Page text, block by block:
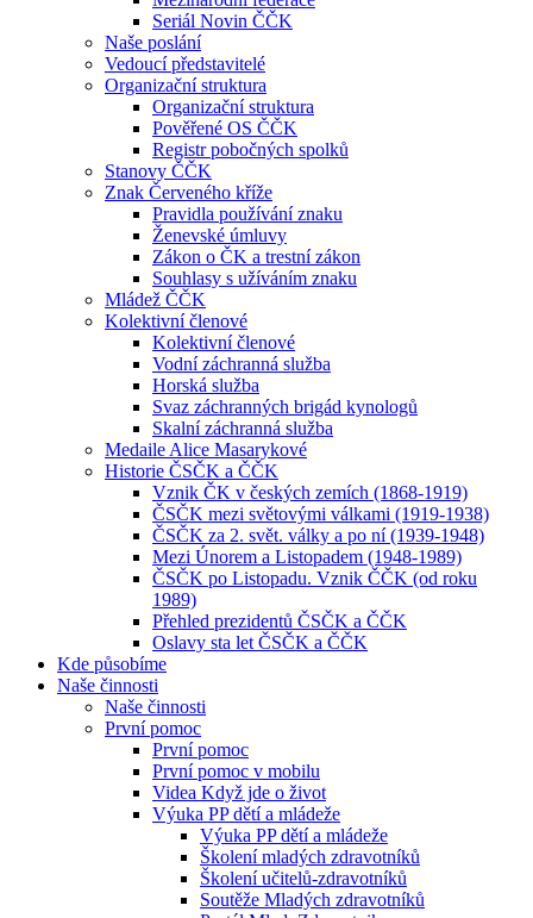
Seriál Novin ČČK
Naše poslání
Vedoucí představitelé
Organizační struktura
Organizační struktura
Pověřené OS ČČK
Registr pobočných spolků
Stanovy ČČK
Znak Červeného kříže
Pravidla používání znaku
Ženevské úmluvy
Zákon o ČK a trestní zákon
Souhlasy s užíváním znaku
Mládež ČČK
Kolektivní členové
Kolektivní členové
Vodní záchranná služba
Horská služba
Svaz záchranných brigád kynologů
Skalní záchranná služba
Medaile Alice Masarykové
Historie ČSČK a ČČK
Vznik ČK v českých zemích (1868-1919)
ČSČK mezi světovými válkami (1919-1938)
ČSČK za 2. svět. války a po ní (1939-1948)
Mezi Únorem a Listopadem (1948-1989)
ČSČK po Listopadu. Vznik ČČK (od roku
1989)
Přehled prezidentů ČSČK a ČČK
Oslavy sta let ČSČK a ČČK
Kde působíme
Naše činnosti
Naše činnosti
První pomoc
První pomoc
První pomoc v mobilu
Videa Když jde o život
Výuka PP dětí a mládeže
Výuka PP dětí a mládeže
Školení mladých zdravotníků
Školení učitelů-zdravotníků
Soutěže Mladých zdravotníků